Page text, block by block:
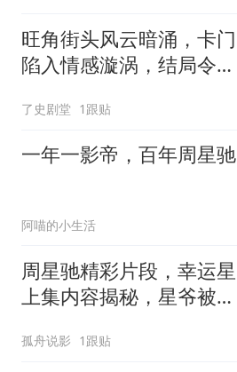
旺角街头风云暗涌，卡门
陷入情感漩涡，结局令人
了史剧堂 1跟贴
一年一影帝，百年周星驰
阿喵的小生活
周星驰精彩片段，幸运星
上集内容揭秘，星爷被黑
孤舟说影 1跟贴